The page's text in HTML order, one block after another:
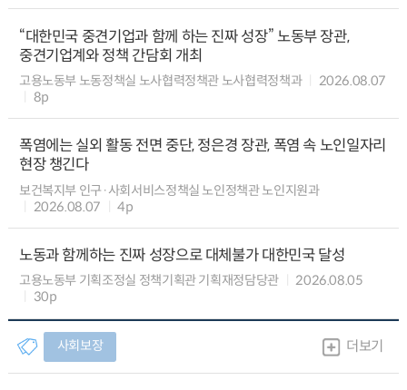
“대한민국 중견기업과 함께 하는 진짜 성장” 노동부 장관,
중견기업계와 정책 간담회 개최
고용노동부 노동정책실 노사협력정책관 노사협력정책과
2026.08.07
8p
폭염에는 실외 활동 전면 중단, 정은경 장관, 폭염 속 노인일자리
현장 챙긴다
보건복지부 인구·사회서비스정책실 노인정책관 노인지원과
2026.08.07
4p
노동과 함께하는 진짜 성장으로 대체불가 대한민국 달성
고용노동부 기획조정실 정책기획관 기획재정담당관
2026.08.05
30p
사회보장 더보기